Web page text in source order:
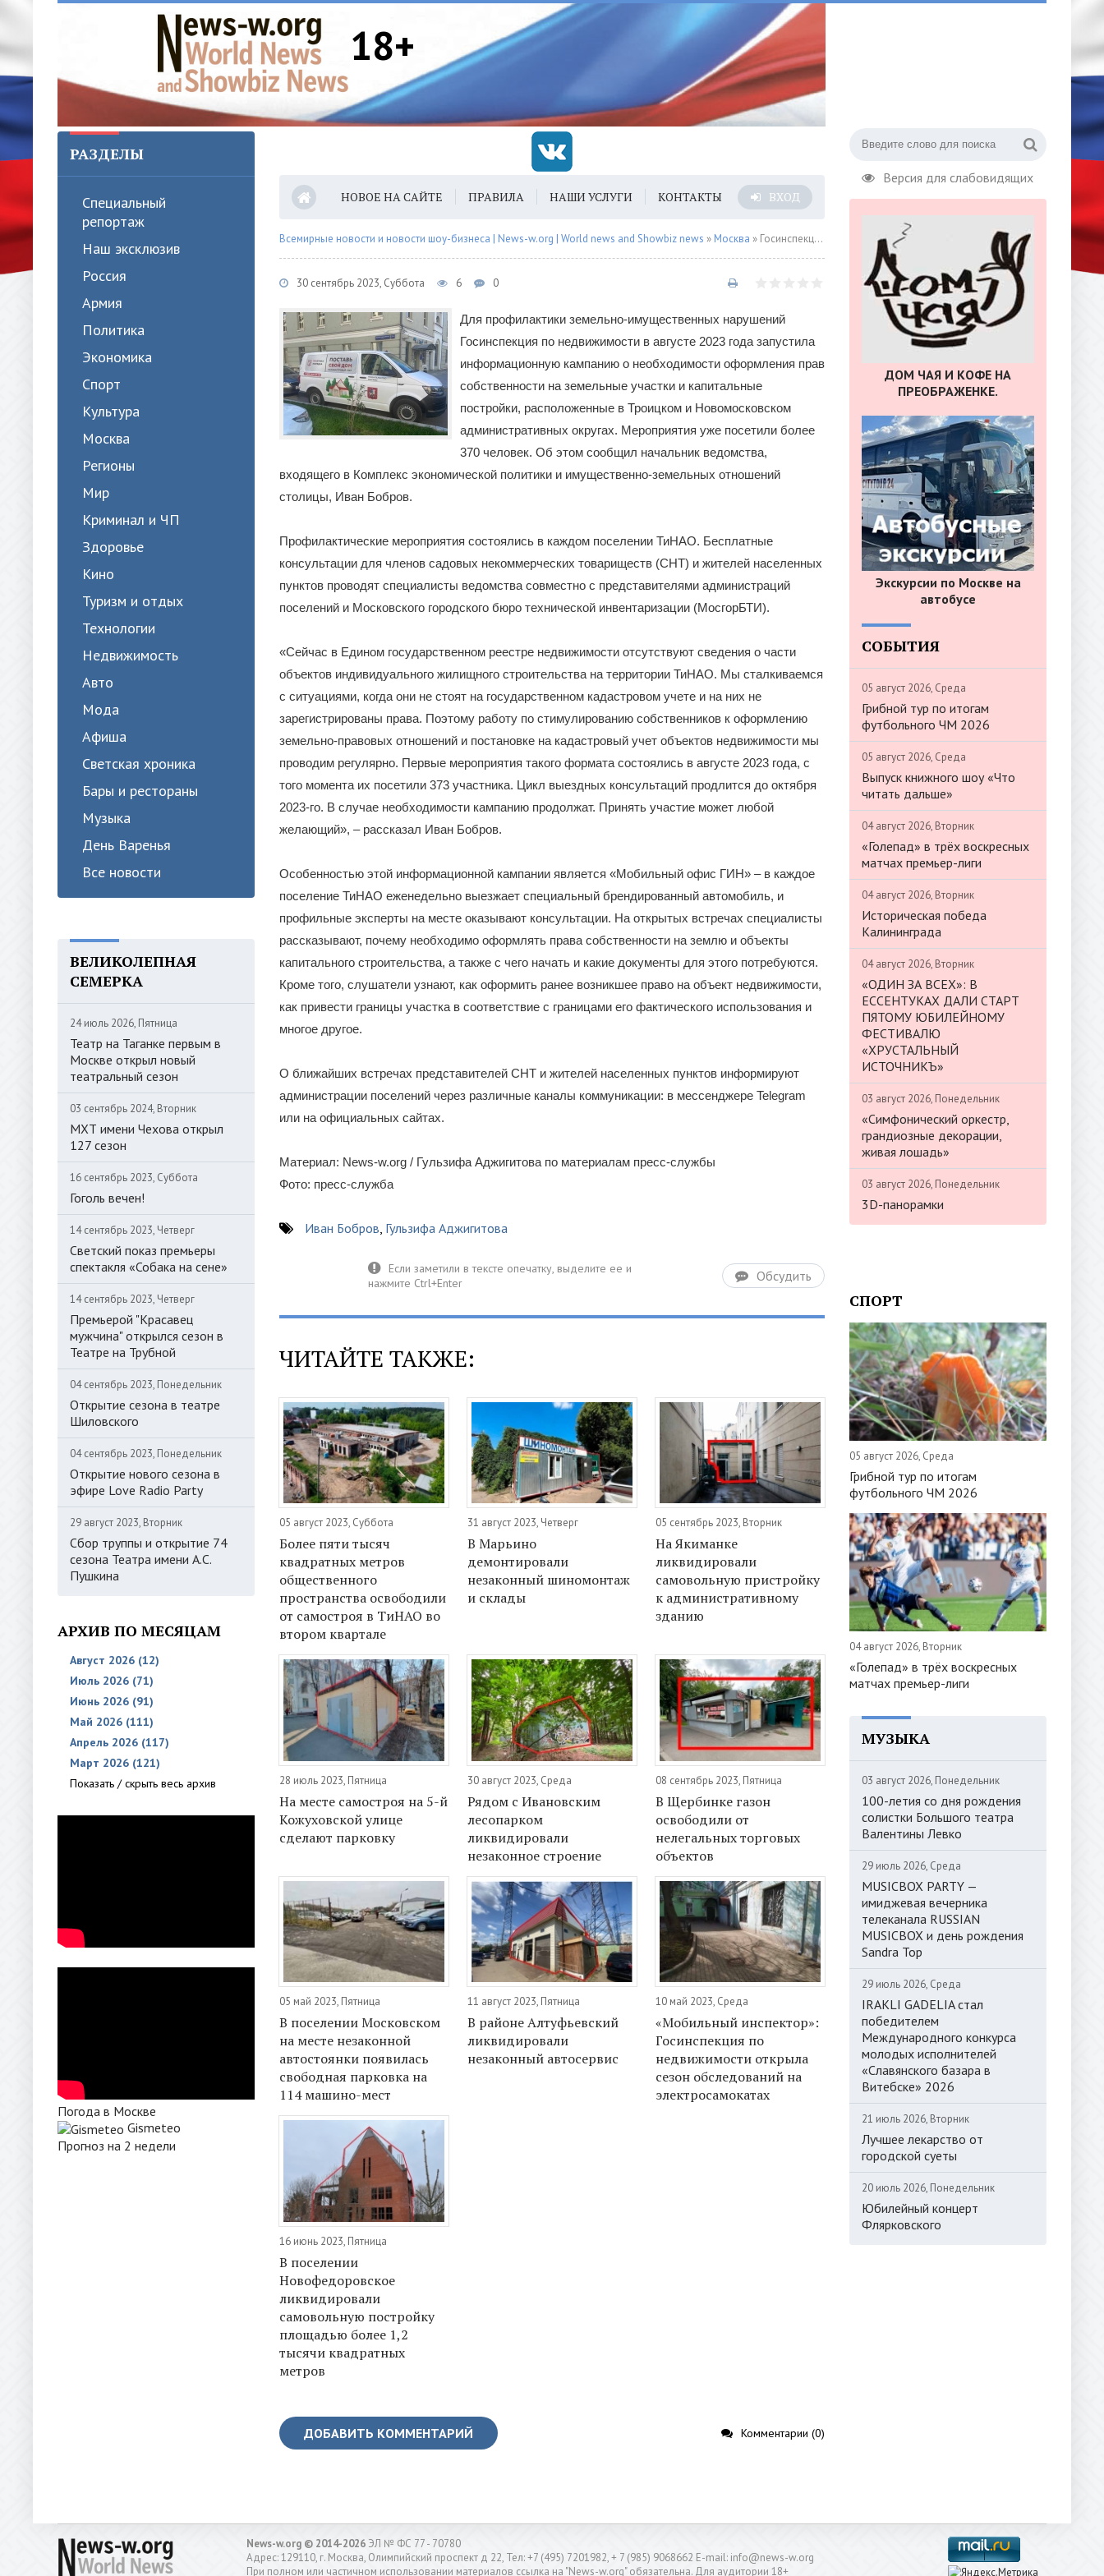
18+
Версия для слабовидящих
РАЗДЕЛЫ
Специальный
репортаж
Наш эксклюзив
Россия
Армия
Политика
Экономика
Спорт
Культура
Москва
Регионы
Мир
Криминал и ЧП
Здоровье
Кино
Туризм и отдых
Технологии
Недвижимость
Авто
Мода
Афиша
Светская хроника
Бары и рестораны
Музыка
День Варенья
Все новости
ВЕЛИКОЛЕПНАЯ
СЕМЕРКА
24 июль 2026, Пятница
Театр на Таганке первым в
Москве открыл новый
театральный сезон
03 сентябрь 2024, Вторник
МХТ имени Чехова открыл
127 сезон
16 сентябрь 2023, Суббота
Гоголь вечен!
14 сентябрь 2023, Четверг
Светский показ премьеры
спектакля «Собака на сене»
14 сентябрь 2023, Четверг
Премьерой "Красавец
мужчина" открылся сезон в
Театре на Трубной
04 сентябрь 2023, Понедельник
Открытие сезона в театре
Шиловского
04 сентябрь 2023, Понедельник
Открытие нового сезона в
эфире Love Radio Party
29 август 2023, Вторник
Сбор труппы и открытие 74
сезона Театра имени А.С.
Пушкина
АРХИВ ПО МЕСЯЦАМ
Август 2026 (12)
Июль 2026 (71)
Июнь 2026 (91)
Май 2026 (111)
Апрель 2026 (117)
Март 2026 (121)
Показать / скрыть весь архив
Погода в Москве
Gismeteo
Прогноз на 2 недели
НОВОЕ НА САЙТЕ ПРАВИЛА НАШИ УСЛУГИ КОНТАКТЫ ВХОД
Всемирные новости и новости шоу-бизнеса | News-w.org | World news and Showbiz news » Москва » Госинспекция по недвижимости проводит цикл встреч по вопросам оформления прав собственности на землях ИЖС в ТиНАО
30 сентябрь 2023, Суббота 6 0
Для профилактики земельно-имущественных нарушений
Госинспекция по недвижимости в августе 2023 года запустила
информационную кампанию о необходимости оформления прав
собственности на земельные участки и капитальные
постройки, расположенные в Троицком и Новомосковском
административных округах. Мероприятия уже посетили более
370 человек. Об этом сообщил начальник ведомства,
входящего в Комплекс экономической политики и имущественно-земельных отношений
столицы, Иван Бобров.
Профилактические мероприятия состоялись в каждом поселении ТиНАО. Бесплатные
консультации для членов садовых некоммерческих товариществ (СНТ) и жителей населенных
пунктов проводят специалисты ведомства совместно с представителями администраций
поселений и Московского городского бюро технической инвентаризации (МосгорБТИ).
«Сейчас в Едином государственном реестре недвижимости отсутствуют сведения о части
объектов индивидуального жилищного строительства на территории ТиНАО. Мы сталкиваемся
с ситуациями, когда они не стоят на государственном кадастровом учете и на них не
зарегистрированы права. Поэтому работу по стимулированию собственников к оформлению
земельно-правовых отношений и постановке на кадастровый учет объектов недвижимости мы
проводим регулярно. Первые мероприятия такого формата состоялись в августе 2023 года, с
того момента их посетили 373 участника. Цикл выездных консультаций продлится до октября
2023-го. В случае необходимости кампанию продолжат. Принять участие может любой
желающий», – рассказал Иван Бобров.
Особенностью этой информационной кампании является «Мобильный офис ГИН» – в каждое
поселение ТиНАО еженедельно выезжает специальный брендированный автомобиль, и
профильные эксперты на месте оказывают консультации. На открытых встречах специалисты
рассказывают, почему необходимо оформлять права собственности на землю и объекты
капитального строительства, а также с чего начать и какие документы для этого потребуются.
Кроме того, слушатели узнают, как оформить ранее возникшее право на объект недвижимости,
как привести границы участка в соответствие с границами его фактического использования и
многое другое.
О ближайших встречах представителей СНТ и жителей населенных пунктов информируют
администрации поселений через различные каналы коммуникации: в мессенджере Telegram
или на официальных сайтах.
Материал: News-w.org / Гульзифа Аджигитова по материалам пресс-службы
Фото: пресс-служба
Иван Бобров, Гульзифа Аджигитова
Обсудить
ЧИТАЙТЕ ТАКЖЕ:
05 август 2023, Суббота
Более пяти тысяч
квадратных метров
общественного
пространства освободили
от самостроя в ТиНАО во
втором квартале
31 август 2023, Четверг
В Марьино
демонтировали
незаконный шиномонтаж
и склады
05 сентябрь 2023, Вторник
На Якиманке
ликвидировали
самовольную пристройку
к административному
зданию
28 июль 2023, Пятница
На месте самостроя на 5-й
Кожуховской улице
сделают парковку
30 август 2023, Среда
Рядом с Ивановским
лесопарком
ликвидировали
незаконное строение
08 сентябрь 2023, Пятница
В Щербинке газон
освободили от
нелегальных торговых
объектов
05 май 2023, Пятница
В поселении Московском
на месте незаконной
автостоянки появилась
свободная парковка на
114 машино-мест
11 август 2023, Пятница
В районе Алтуфьевский
ликвидировали
незаконный автосервис
10 май 2023, Среда
«Мобильный инспектор»:
Госинспекция по
недвижимости открыла
сезон обследований на
электросамокатах
16 июнь 2023, Пятница
В поселении
Новофедоровское
ликвидировали
самовольную постройку
площадью более 1,2
тысячи квадратных
метров
ДОБАВИТЬ КОММЕНТАРИЙ Комментарии (0)
ДОМ ЧАЯ И КОФЕ НА
ПРЕОБРАЖЕНКЕ.
Экскурсии по Москве на
автобусе
СОБЫТИЯ
05 август 2026, Среда
Грибной тур по итогам
футбольного ЧМ 2026
05 август 2026, Среда
Выпуск книжного шоу «Что
читать дальше»
04 август 2026, Вторник
«Голепад» в трёх воскресных
матчах премьер-лиги
04 август 2026, Вторник
Историческая победа
Калининграда
04 август 2026, Вторник
«ОДИН ЗА ВСЕХ»: В
ЕССЕНТУКАХ ДАЛИ СТАРТ
ПЯТОМУ ЮБИЛЕЙНОМУ
ФЕСТИВАЛЮ
«ХРУСТАЛЬНЫЙ
ИСТОЧНИКЪ»
03 август 2026, Понедельник
«Симфонический оркестр,
грандиозные декорации,
живая лошадь»
03 август 2026, Понедельник
3D-панорамки
СПОРТ
05 август 2026, Среда
Грибной тур по итогам
футбольного ЧМ 2026
04 август 2026, Вторник
«Голепад» в трёх воскресных
матчах премьер-лиги
МУЗЫКА
03 август 2026, Понедельник
100-летия со дня рождения
солистки Большого театра
Валентины Левко
29 июль 2026, Среда
MUSICBOX PARTY —
имиджевая вечерника
телеканала RUSSIAN
MUSICBOX и день рождения
Sandra Top
29 июль 2026, Среда
IRAKLI GADELIA стал
победителем
Международного конкурса
молодых исполнителей
«Славянского базара в
Витебске» 2026
21 июль 2026, Вторник
Лучшее лекарство от
городской суеты
20 июль 2026, Понедельник
Юбилейный концерт
Флярковского
News-w.org © 2014-2026 ЭЛ № ФС 77 - 70780
Адрес: 129110, г. Москва, Олимпийский проспект д 22, Тел: +7 (495) 7201982, + 7 (985) 9068662 E-mail: info@news-w.org
При полном или частичном использовании материалов ссылка на "News-w.org" обязательна. Для аудитории 18+